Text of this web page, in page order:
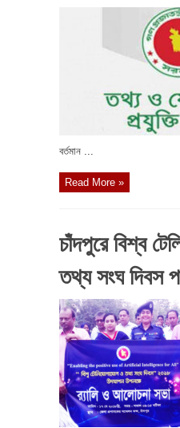
বর্তমান ...
Read More »
চাঁদপুরে বিশ্ব
তথ্য সংঘ দিবস